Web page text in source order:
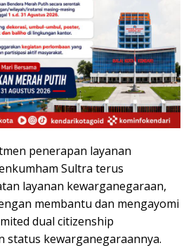
penerapan layanan
Sultra terus
layanan kewarganegaraan,
membantu dan mengayomi
dual citizenship
status kewarganegaraannya.